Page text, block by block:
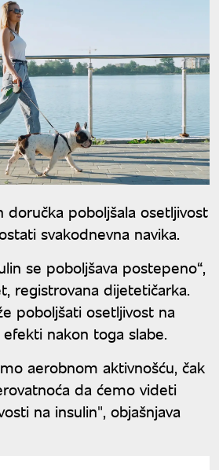
doručka poboljšala osetljivost
svakodnevna navika.
se poboljšava postepeno“,
registrovana dijetetičarka.
poboljšati osetljivost na
nakon toga slabe.
aerobnom aktivnošću, čak
da ćemo videti
na insulin", objašnjava